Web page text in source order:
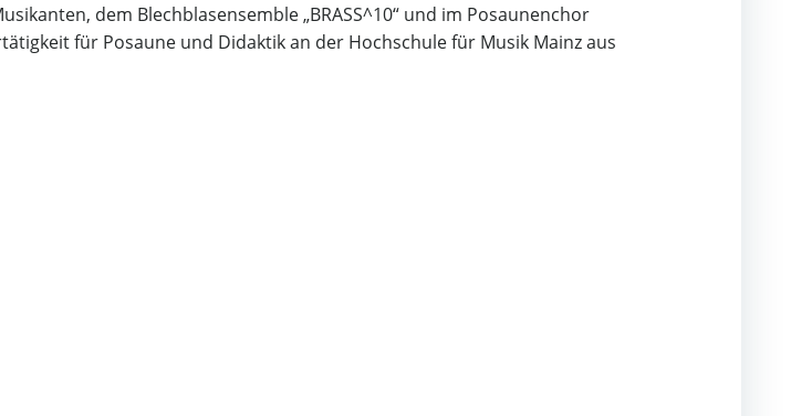
dem Blechblasensemble „BRASS^10“ und im Posaunenchor
für Posaune und Didaktik an der Hochschule für Musik Mainz aus